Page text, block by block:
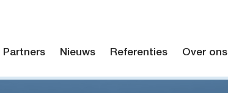
Partners Nieuws Referenties Over ons